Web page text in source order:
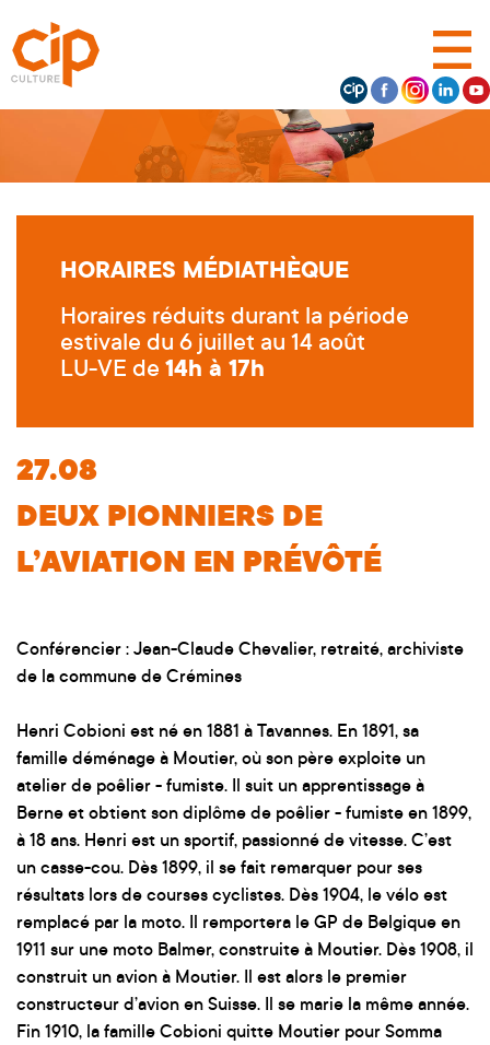
HORAIRES MÉDIATHÈQUE
Horaires réduits durant la période
estivale du 6 juillet au 14 août
LU-VE de 14h à 17h
27.08
DEUX PIONNIERS DE
L’AVIATION EN PRÉVÔTÉ
Conférencier : Jean-Claude Chevalier, retraité, archiviste
de la commune de Crémines
Henri Cobioni est né en 1881 à Tavannes. En 1891, sa
famille déménage à Moutier, où son père exploite un
atelier de poêlier - fumiste. Il suit un apprentissage à
Berne et obtient son diplôme de poêlier - fumiste en 1899,
à 18 ans. Henri est un sportif, passionné de vitesse. C’est
un casse-cou. Dès 1899, il se fait remarquer pour ses
résultats lors de courses cyclistes. Dès 1904, le vélo est
remplacé par la moto. Il remportera le GP de Belgique en
1911 sur une moto Balmer, construite à Moutier. Dès 1908, il
construit un avion à Moutier. Il est alors le premier
constructeur d’avion en Suisse. Il se marie la même année.
Fin 1910, la famille Cobioni quitte Moutier pour Somma